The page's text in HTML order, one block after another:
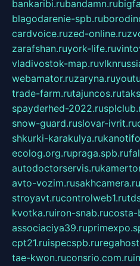
bankaribi.rubandamn.ru
blagodarenie-spb.ru
cardvoice.ruzed-online.ru
zarafshan.ruyork-life.ru
vladivostok-map.ru
webamator.ruzaryna.ru
trade-farm.rutajuncos.ru
spayderhed-2022.ru
snow-guard.ruslovar-ivrit.ru
shkurki-karakulya.ru
ecolog.org.rupraga.spb.ru
autodoctorservis.ru
avto-vozim.rusakhcamera.ru
stroyavt.rucontrolweb1.ru
kvotka.ruiron-snab.rucosta-
associaciya39.ru
cpt21.ruispecspb.ru
tae-kwon.ruconsrio.com.ru